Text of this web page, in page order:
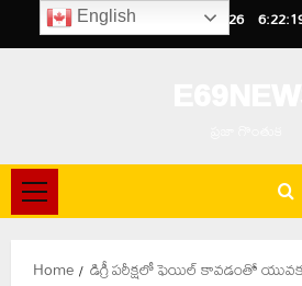
to
August 6, 2026
Primary
Menu
Home డిగ్రీ పరీక్షలో ఫెయిల్ కావడంతో
English